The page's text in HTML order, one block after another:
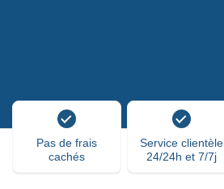
Pas de frais
cachés
Service clientèle
24/24h et 7/7j